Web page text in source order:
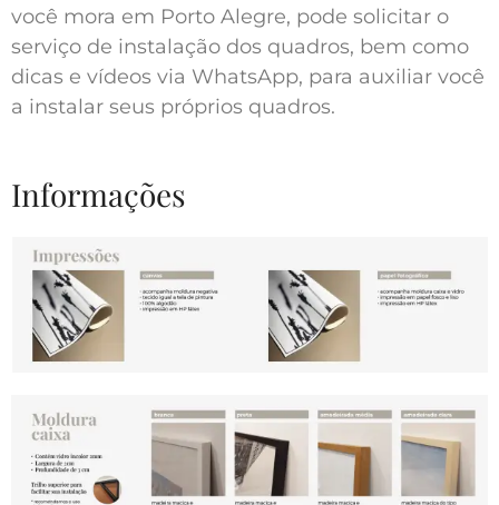
você mora em Porto Alegre, pode solicitar o
serviço de instalação dos quadros, bem como
dicas e vídeos via WhatsApp, para auxiliar você
a instalar seus próprios quadros.
Informações